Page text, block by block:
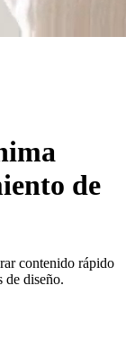
de
contenido rápido
de diseño.